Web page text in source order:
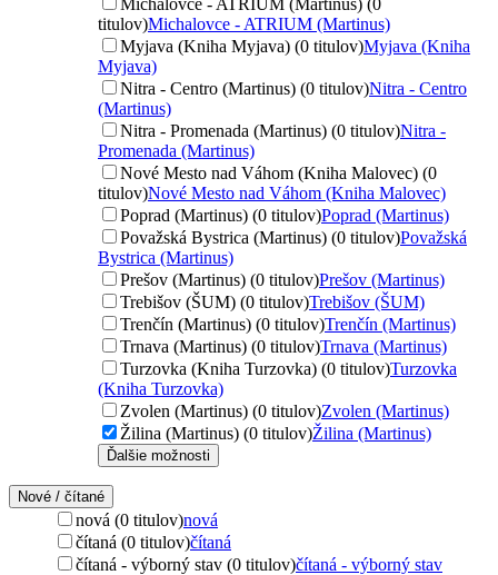
Michalovce - ATRIUM (Martinus) (0
titulov)Michalovce - ATRIUM (Martinus)
Myjava (Kniha Myjava) (0 titulov)Myjava (Kniha
Myjava)
Nitra - Centro (Martinus) (0 titulov)Nitra - Centro
(Martinus)
Nitra - Promenada (Martinus) (0 titulov)Nitra -
Promenada (Martinus)
Nové Mesto nad Váhom (Kniha Malovec) (0
titulov)Nové Mesto nad Váhom (Kniha Malovec)
Poprad (Martinus) (0 titulov)Poprad (Martinus)
Považská Bystrica (Martinus) (0 titulov)Považská
Bystrica (Martinus)
Prešov (Martinus) (0 titulov)Prešov (Martinus)
Trebišov (ŠUM) (0 titulov)Trebišov (ŠUM)
Trenčín (Martinus) (0 titulov)Trenčín (Martinus)
Trnava (Martinus) (0 titulov)Trnava (Martinus)
Turzovka (Kniha Turzovka) (0 titulov)Turzovka
(Kniha Turzovka)
Zvolen (Martinus) (0 titulov)Zvolen (Martinus)
Žilina (Martinus) (0 titulov)Žilina (Martinus)
Ďalšie možnosti
Nové / čítané
nová (0 titulov)nová
čítaná (0 titulov)čítaná
čítaná - výborný stav (0 titulov)čítaná - výborný stav